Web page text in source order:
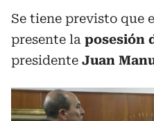
Se tiene previsto que
presente la posesión
presidente Juan